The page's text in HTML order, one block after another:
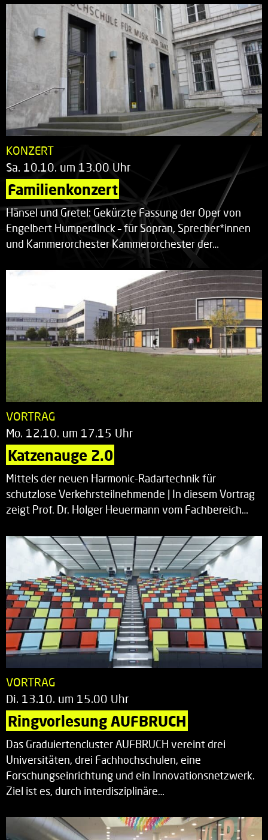
KONZERT
Sa. 10.10. um 13.00 Uhr
Familienkonzert
Hänsel und Gretel: Gekürzte Fassung der Oper von
Engelbert Humperdinck – für Sopran, Sprecher*innen
und Kammerorchester Kammerorchester der…
VORTRAG
Mo. 12.10. um 17.15 Uhr
Katzenauge 2.0
Mittels der neuen Harmonic-Radartechnik für
schutzlose Verkehrsteilnehmende | In diesem Vortrag
zeigt Prof. Dr. Holger Heuermann vom Fachbereich…
VORTRAG
Di. 13.10. um 15.00 Uhr
Ringvorlesung AUFBRUCH
Das Graduiertencluster AUFBRUCH vereint drei
Universitäten, drei Fachhochschulen, eine
Forschungseinrichtung und ein Innovationsnetzwerk.
Ziel ist es, durch interdisziplinäre…